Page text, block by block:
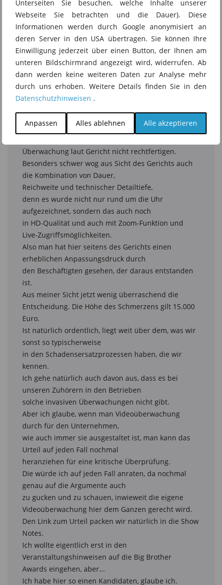
Unterseiten Sie besuchen, welche Inhalte unserer
Webseite Sie betrachten und die Dauer). Diese
Informationen werden durch Google anonymisiert an
deren Server in den USA übertragen. Sie können Ihre
Einwilligung jederzeit über einen Button, der Ihnen am
unteren Bildschirmrand angezeigt wird, widerrufen. Ab
dann werden keine weiteren Daten zur Analyse mehr
durch uns erhoben. Weitere Details finden Sie in den
Datenschutzhinweisen .
Anpassen Alles ablehnen Alle akzeptieren